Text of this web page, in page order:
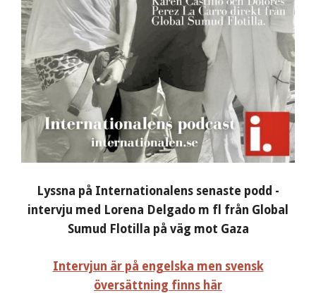
Lyssna på Internationalens senaste podd -
intervju med Lorena Delgado m fl från Global
Sumud Flotilla på väg mot Gaza
Intervjun är på engelska men svensk
översättning finns här